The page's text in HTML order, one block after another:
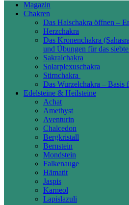
Magazin
Chakren
Das Halschakra öffnen –
Herzchakra
Das Kronenchakra
und Übungen für das
Sakralchakra
Solarplexuschakra
Stirnchakra
Das Wurzelchakra – Basis
Edelsteine & Heilsteine
Achat
Amethyst
Aventurin
Chalcedon
Bergkristall
Bernstein
Mondstein
Falkenauge
Hämatit
Jaspis
Karneol
Lapislazuli